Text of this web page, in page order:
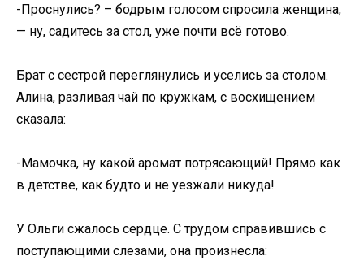
-Проснулись? – бодрым голосом спросила женщина,
— ну, садитесь за стол, уже почти всё готово.
Брат с сестрой переглянулись и уселись за столом.
Алина, разливая чай по кружкам, с восхищением
сказала:
-Мамочка, ну какой аромат потрясающий! Прямо как
в детстве, как будто и не уезжали никуда!
У Ольги сжалось сердце. С трудом справившись с
поступающими слезами, она произнесла: